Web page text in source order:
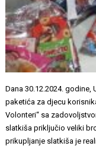
Dana 30.12.2024. godine,
paketića za djecu
Volonteri“ sa
slatkiša priključio veliki
prikupljanje slatkiša je